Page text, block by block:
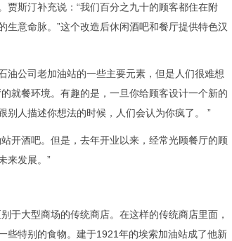
贾斯汀补充说：“我们百分之九十的顾客都住在附
意命脉。”这个改造后休闲酒吧和餐厅提供特色汉
公司老加油站的一些主要元素，但是人们很难想
就餐环境。有趣的是，一旦你给顾客设计一个新的
别人描述你想法的时候，人们会认为你疯了。 ”
酒吧。但是，去年开业以来，经常光顾餐厅的顾
来发展。”
大型商场的传统商店。在这样的传统商店里面，
些特别的食物。建于1921年的埃索加油站成了他新